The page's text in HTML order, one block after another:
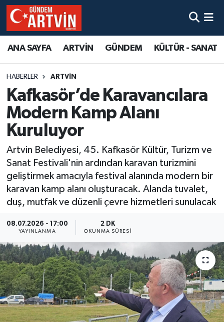
ANA SAYFA ARTVİN GÜNDEM KÜLTÜR - SANAT
HABERLER ARTVİN
Kafkasör’de Karavancılara
Modern Kamp Alanı
Kuruluyor
Artvin Belediyesi, 45. Kafkasör Kültür, Turizm ve
Sanat Festivali'nin ardından karavan turizmini
geliştirmek amacıyla festival alanında modern bir
karavan kamp alanı oluşturacak. Alanda tuvalet,
duş, mutfak ve düzenli çevre hizmetleri sunulacak
08.07.2026 - 17:00
YAYINLANMA
2 DK
OKUNMA SÜRESI